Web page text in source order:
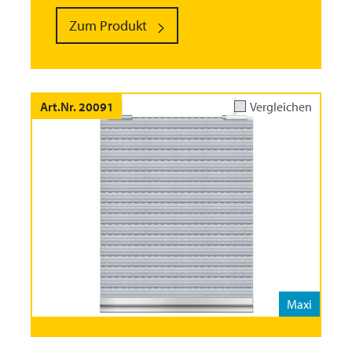
Zum Produkt
Art.Nr. 20091 Vergleichen
Maxi